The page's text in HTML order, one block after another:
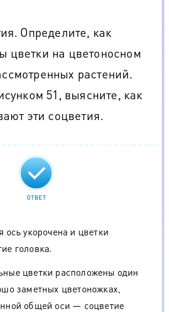
Определите, как
цветки на цветоносном
растений.
51, выясните, как
эти соцветия.
ОТВЕТ
ось укорочена и цветки
головка.
цветки расположены один
заметных цветоножках,
общей оси — соцветие